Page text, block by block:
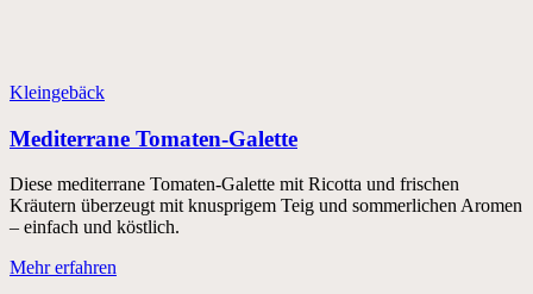
Kleingebäck
Mediterrane Tomaten-Galette
Diese mediterrane Tomaten-Galette mit Ricotta und frischen
Kräutern überzeugt mit knusprigem Teig und sommerlichen Aromen
– einfach und köstlich.
Mehr erfahren